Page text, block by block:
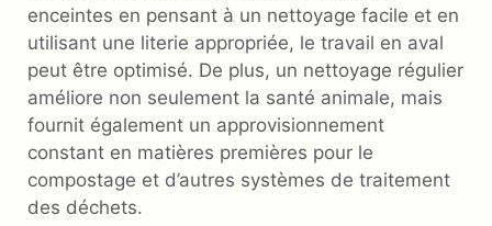
enceintes en pensant à un nettoyage facile et en
utilisant une literie appropriée, le travail en aval
peut être optimisé. De plus, un nettoyage régulier
améliore non seulement la santé animale, mais
fournit également un approvisionnement
constant en matières premières pour le
compostage et d’autres systèmes de traitement
des déchets.